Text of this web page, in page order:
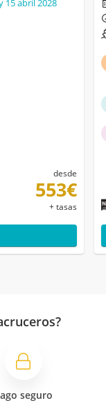
15 abril 2028
desde
553€
+ tasas
seguro